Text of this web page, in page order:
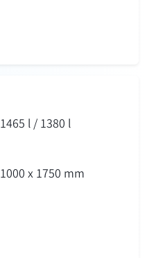
1465 l / 1380 l
1000 x 1750 mm